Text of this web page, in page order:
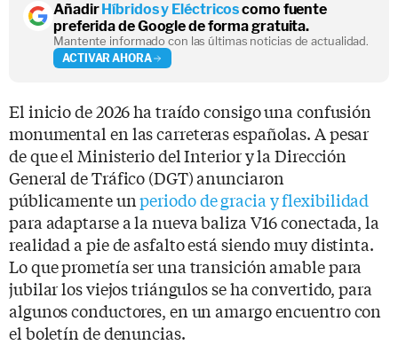
AñadirHíbridos y Eléctricoscomo fuente
preferida de Google de forma gratuita.
Mantente informado con las últimas noticias de actualidad.
ACTIVAR AHORA
El inicio de 2026 ha traído consigo una confusión
monumental en las carreteras españolas. A pesar
de que el Ministerio del Interior y la Dirección
General de Tráfico (DGT) anunciaron
públicamente unperiodo de gracia y flexibilidad
para adaptarse a la nueva baliza V16 conectada, la
realidad a pie de asfalto está siendo muy distinta.
Lo que prometía ser una transición amable para
jubilar los viejos triángulos se ha convertido, para
algunos conductores, en un amargo encuentro con
el boletín de denuncias.